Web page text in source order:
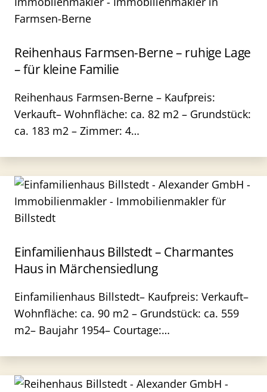
Reihenhaus Farmsen-Berne – ruhige Lage
– für kleine Familie
Reihenhaus Farmsen-Berne – Kaufpreis:
Verkauft– Wohnfläche: ca. 82 m2 – Grundstück:
ca. 183 m2 – Zimmer: 4…
Einfamilienhaus Billstedt – Charmantes
Haus in Märchensiedlung
Einfamilienhaus Billstedt– Kaufpreis: Verkauft–
Wohnfläche: ca. 90 m2 – Grundstück: ca. 559
m2– Baujahr 1954– Courtage:…